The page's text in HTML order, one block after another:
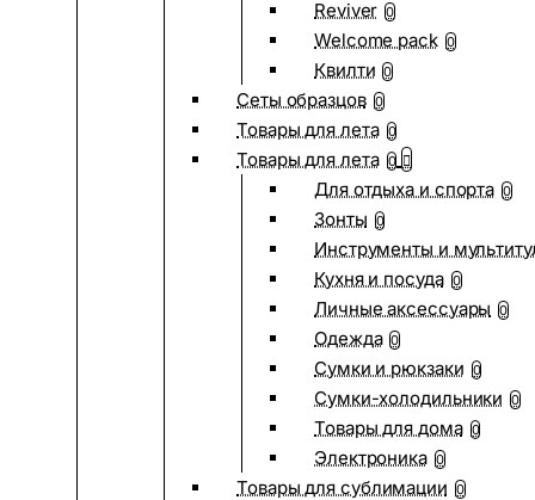
Reviver 0
Welcome pack 0
Квилти 0
Сеты образцов 0
Товары для лета 0
Товары для лета 0
Для отдыха и спорта 0
Зонты 0
Инструменты и
Кухня и посуда 0
Личные аксессуары 0
Одежда 0
Сумки и рюкзаки 0
Сумки-холодильники 0
Товары для дома 0
Электроника 0
Товары для сублимации 0